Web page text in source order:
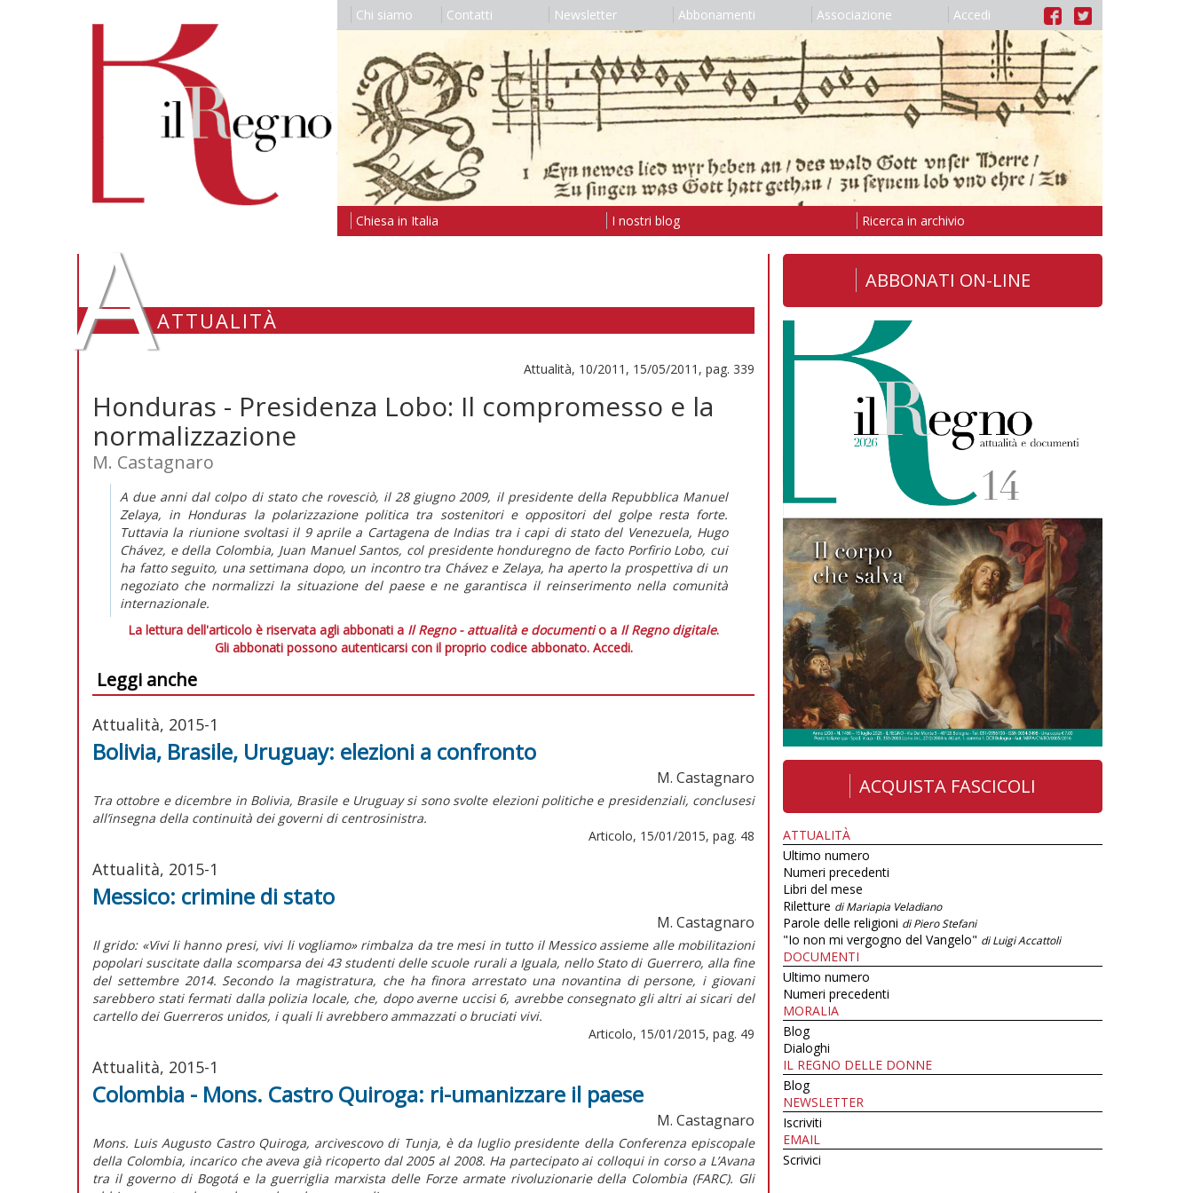
Chi siamo Contatti Newsletter Abbonamenti Associazione Accedi
Chiesa in Italia I nostri blog Ricerca in archivio
AATTUALITÀ
Attualità, 10/2011, 15/05/2011, pag. 339
Honduras - Presidenza Lobo: Il compromesso e la
normalizzazione
M. Castagnaro
A due anni dal colpo di stato che rovesciò, il 28 giugno 2009, il presidente della Repubblica Manuel
Zelaya, in Honduras la polarizzazione politica tra sostenitori e oppositori del golpe resta forte.
Tuttavia la riunione svoltasi il 9 aprile a Cartagena de Indias tra i capi di stato del Venezuela, Hugo
Chávez, e della Colombia, Juan Manuel Santos, col presidente honduregno de facto Porfirio Lobo, cui
ha fatto seguito, una settimana dopo, un incontro tra Chávez e Zelaya, ha aperto la prospettiva di un
negoziato che normalizzi la situazione del paese e ne garantisca il reinserimento nella comunità
internazionale.
La lettura dell'articolo è riservata agli abbonati a Il Regno - attualità e documentio a Il Regno digitale.
Gli abbonati possono autenticarsi con il proprio codice abbonato. Accedi.
Leggi anche
Attualità, 2015-1
Bolivia, Brasile, Uruguay: elezioni a confronto
M. Castagnaro
Tra ottobre e dicembre in Bolivia, Brasile e Uruguay si sono svolte elezioni politiche e presidenziali, conclusesi
all’insegna della continuità dei governi di centrosinistra.
Articolo, 15/01/2015, pag. 48
Attualità, 2015-1
Messico: crimine di stato
M. Castagnaro
Il grido: «Vivi li hanno presi, vivi li vogliamo» rimbalza da tre mesi in tutto il Messico assieme alle mobilitazioni
popolari suscitate dalla scomparsa dei 43 studenti delle scuole rurali a Iguala, nello Stato di Guerrero, alla fine
del settembre 2014. Secondo la magistratura, che ha finora arrestato una novantina di persone, i giovani
sarebbero stati fermati dalla polizia locale, che, dopo averne uccisi 6, avrebbe consegnato gli altri ai sicari del
cartello dei Guerreros unidos, i quali li avrebbero ammazzati o bruciati vivi.
Articolo, 15/01/2015, pag. 49
Attualità, 2015-1
Colombia - Mons. Castro Quiroga: ri-umanizzare il paese
M. Castagnaro
Mons. Luis Augusto Castro Quiroga, arcivescovo di Tunja, è da luglio presidente della Conferenza episcopale
della Colombia, incarico che aveva già ricoperto dal 2005 al 2008. Ha partecipato ai colloqui in corso a L’Avana
tra il governo di Bogotá e la guerriglia marxista delle Forze armate rivoluzionarie della Colombia (FARC). Gli
ABBONATI ON-LINE
ACQUISTA FASCICOLI
ATTUALITÀ
Ultimo numero
Numeri precedenti
Libri del mese
Riletture di Mariapia Veladiano
Parole delle religioni di Piero Stefani
"Io non mi vergogno del Vangelo" di Luigi Accattoli
DOCUMENTI
Ultimo numero
Numeri precedenti
MORALIA
Blog
Dialoghi
IL REGNO DELLE DONNE
Blog
NEWSLETTER
Iscriviti
EMAIL
Scrivici